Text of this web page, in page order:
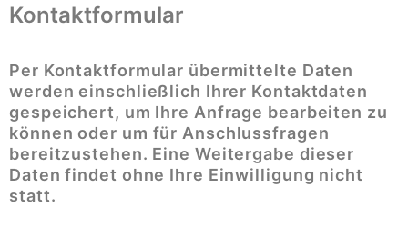
Kontaktformular
Per Kontaktformular übermittelte Daten
werden einschließlich Ihrer Kontaktdaten
gespeichert, um Ihre Anfrage bearbeiten zu
können oder um für Anschlussfragen
bereitzustehen. Eine Weitergabe dieser
Daten findet ohne Ihre Einwilligung nicht
statt.